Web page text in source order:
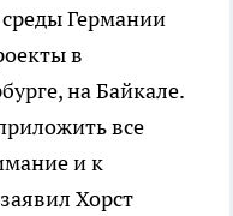
Германии
в
на Байкале.
все
и к
Хорст